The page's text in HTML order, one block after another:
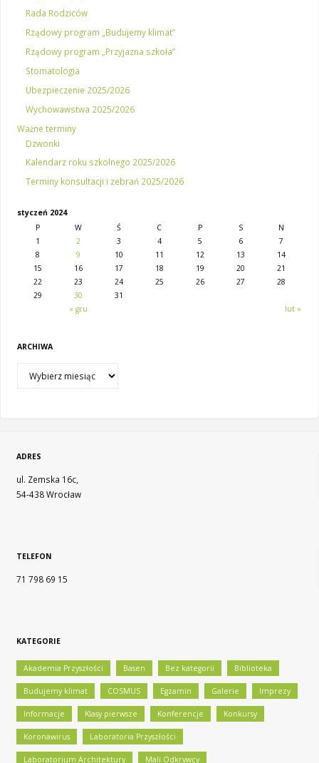
Rada Rodziców
Rządowy program „Budujemy klimat”
Rządowy program „Przyjazna szkoła”
Stomatologia
Ubezpieczenie 2025/2026
Wychowawstwa 2025/2026
Ważne terminy
Dzwonki
Kalendarz roku szkolnego 2025/2026
Terminy konsultacji i zebrań 2025/2026
styczeń 2024
P
W Ś C P S N
« gru lut »
1 2 3 4 5 6
7
8
9 10 11 12 13
14
15
16 17 18 19 20
21
22
23 24 25 26 27
28
29
30 31
ARCHIWA
ADRES
ul. Zemska 16c,
54-438 Wrocław
TELEFON
71 798 69 15
KATEGORIE
Akademia Przyszłości Basen Bez kategorii Biblioteka
Budujemy klimat COSMUS Egzamin Galerie Imprezy
Informacje Klasy pierwsze Konferencje Konkursy
Koronawirus Laboratoria Przyszłości
Laboratorium Architektury Mali Odkrywcy